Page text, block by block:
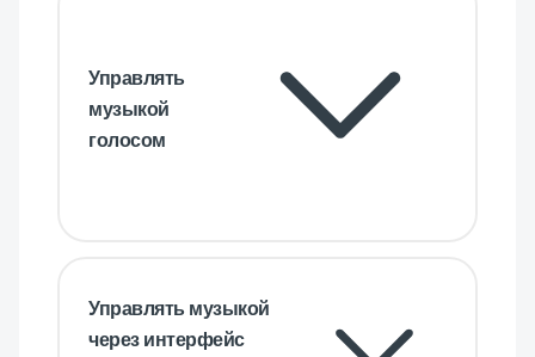
Управлять
музыкой
голосом
Управлять музыкой
через интерфейс